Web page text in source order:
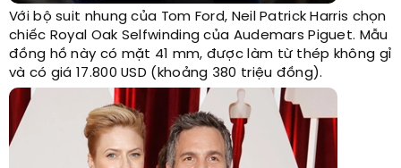
Với bộ suit nhung của Tom Ford, Neil Patrick Harris chọn
chiếc Royal Oak Selfwinding của Audemars Piguet. Mẫu
đồng hồ này có mặt 41 mm, được làm từ thép không gỉ
và có giá 17.800 USD (khoảng 380 triệu đồng).